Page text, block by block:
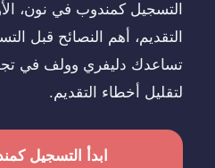
التسجيل كمندوب في نون،
التقديم، أهم النصائح قبل
تساعدك دليفري وولف في
لتقليل أخطاء التقديم.
ابدأ التسجيل